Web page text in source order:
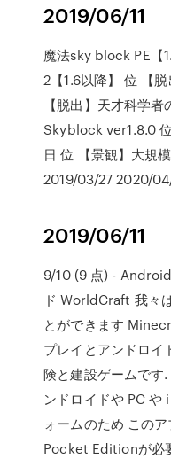
2019/06/11
魔法sky block PE【
2【1.6以降】 位 【
【脱出】天才科学
Skyblock ver1.8.0
日 位 【景観】大規
2019/03/27 2020/
2019/06/11
9/10 (9 点) -
ド WorldCraft 我々
とができます
プレイとアンドロイ
険と建設ゲームで
ンドロイドや PC や
ォームのため この
Pocket Editionが必